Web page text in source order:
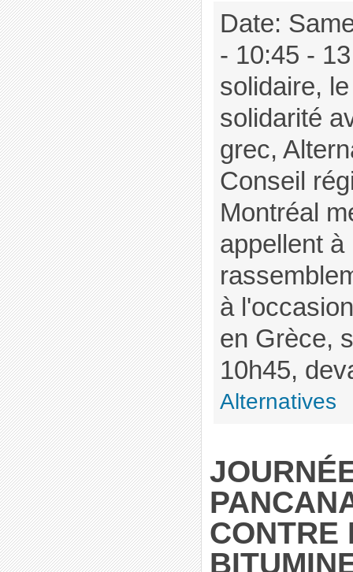
Date:
- 10:45 -
solidaire,
solidarité
grec,
Conseil
Montréal
appellent à
à
en Grèce,
10h45,
Alternatives
CONTRE